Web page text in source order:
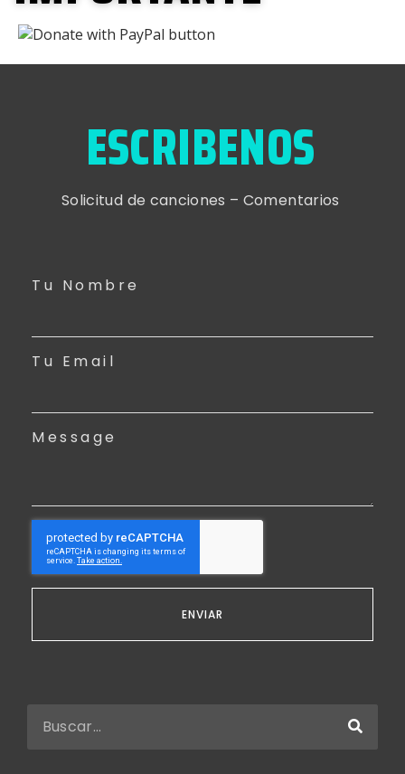
ESCRIBENOS
Solicitud de canciones – Comentarios
Tu Nombre
Tu Email
Message